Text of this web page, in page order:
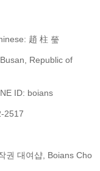
趙 柱 瑩
Republic of
ID: boians
2517
권 대여샵, Boians Cho